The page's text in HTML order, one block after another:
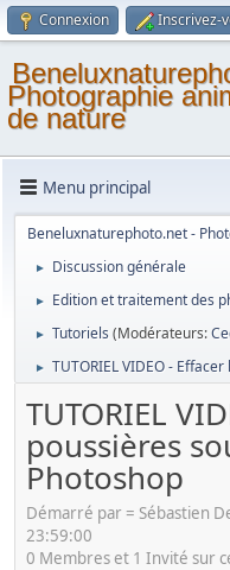
Connexion Inscrivez-
Photographie
de nature
Menu principal
Beneluxnaturephoto.net -
► Discussion générale
► Edition et traitement des
► Tutoriels (Modérateurs:
► TUTORIEL VIDEO -
TUTORIEL
poussières
Photoshop
Démarré par = Sébastien
23:59:00
0 Membres et 1 Invité sur